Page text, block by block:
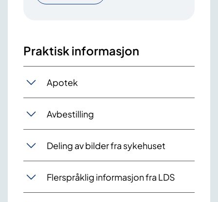
Praktisk informasjon
Apotek
Avbestilling
Deling av bilder fra sykehuset
Flerspråklig informasjon fra LDS